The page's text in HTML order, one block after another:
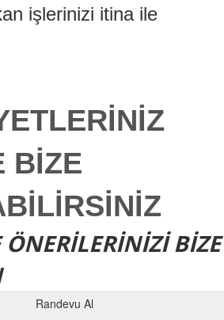
işlerinizi itina ile
BİZE
ÖNERİLERİNİZİ BİZE
Randevu Al